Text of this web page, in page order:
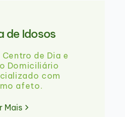
de Idosos
Centro de Dia e
Domiciliário
com
afeto.
Mais